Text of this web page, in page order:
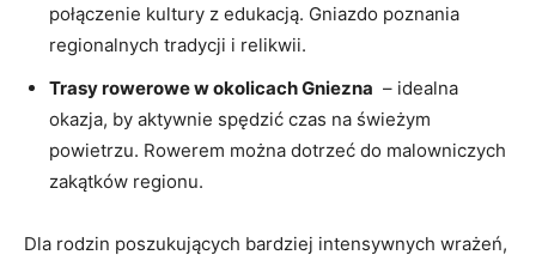
połączenie kultury z edukacją.⁢ Gniazdo⁤ poznania
⁤regionalnych tradycji ​i relikwii.
Trasy rowerowe ⁢w okolicach Gniezna ‍ – ‌idealna
okazja, ‍by ⁢aktywnie spędzić czas na świeżym
powietrzu. Rowerem można dotrzeć do malowniczych
zakątków regionu.
Dla rodzin poszukujących bardziej intensywnych ⁤wrażeń,